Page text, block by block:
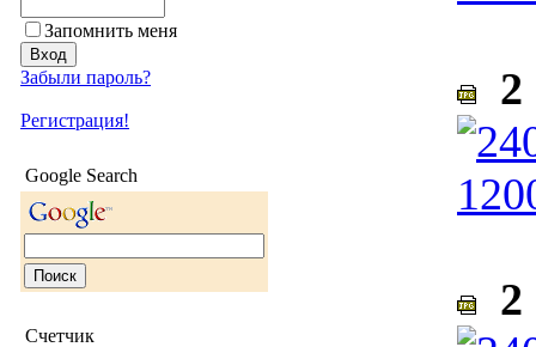
Запомнить меня
Забыли пароль?
Регистрация!
Google Search
Счетчик
2
2